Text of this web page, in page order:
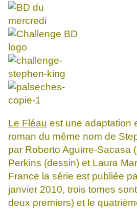
Le Fléau est une adaptation
roman du même nom de
par Roberto Aguirre-Sacasa
Perkins (dessin) et Laura
France la série est publiée
janvier 2010, trois tomes
deux premiers) et le